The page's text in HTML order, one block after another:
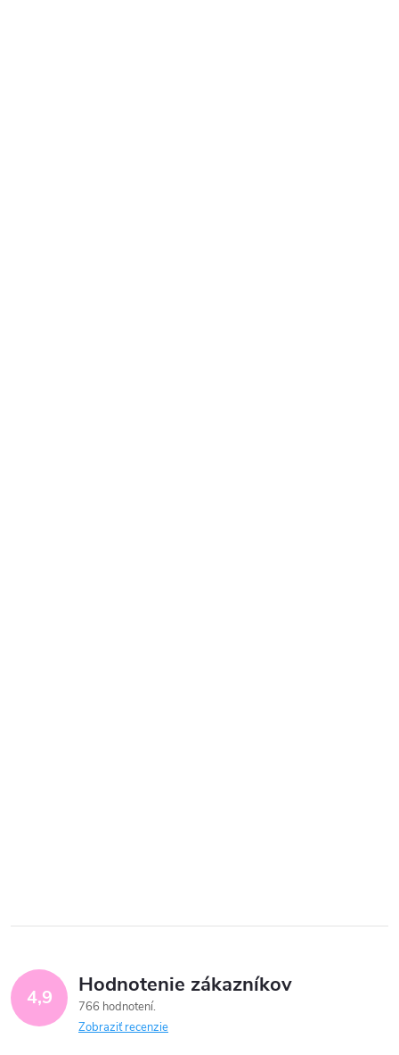
4,9 Hodnotenie zákazníkov
766 hodnotení
Zobraziť recenzie